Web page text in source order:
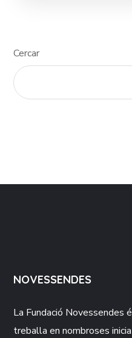
Cercar
NOVESSENDES
La Fundació Novessendes
treballa en nombroses